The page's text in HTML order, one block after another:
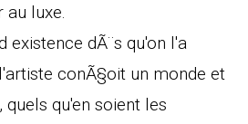
au luxe.
existence dÃ¨s qu'on l'a
conÃ§oit un monde et
qu'en soient les